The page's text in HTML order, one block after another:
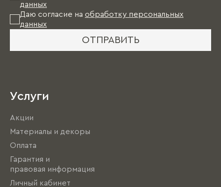
данных
Даю согласие на обработку персональных
данных
ОТПРАВИТЬ
Услуги
Акции
Материалы и декоры
Оплата
Гарантия и
правовая информация
Личный кабинет